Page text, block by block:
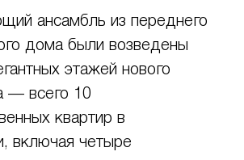
ансамбль из переднего
дома были возведены
этажей нового
— всего 10
квартир в
включая четыре